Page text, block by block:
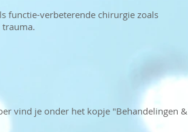
functie-verbeterende chirurgie zoals
vind je onder het kopje "Behandelingen &